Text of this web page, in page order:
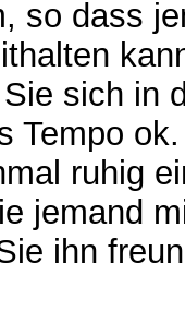
so dass
sich in
Tempo
ruhig
jemand
ihn